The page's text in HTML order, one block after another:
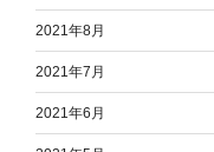
2021年8月
2021年7月
2021年6月